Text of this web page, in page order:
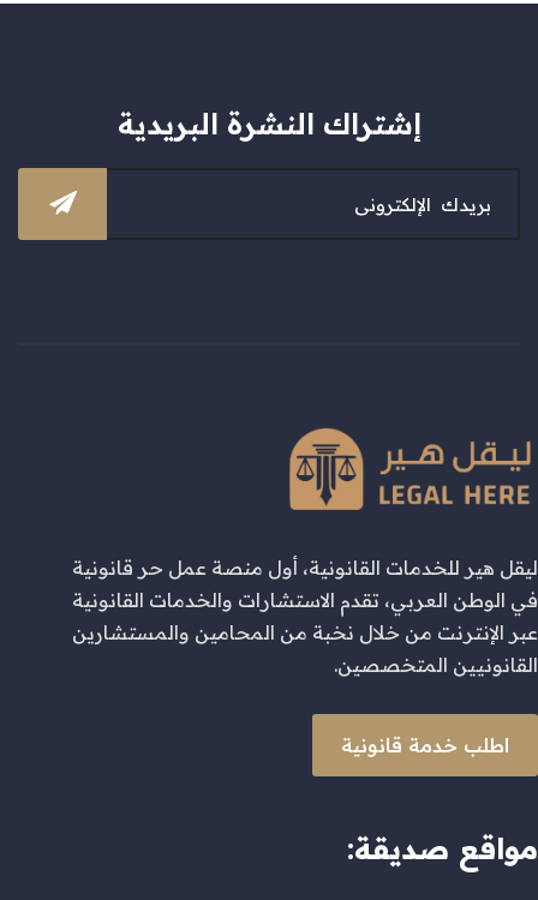
إشتراك النشرة البريدية
ليقل هير للخدمات القانونية، أول منصة عمل حر قانونية
في الوطن العربي، تقدم الاستشارات والخدمات القانونية
عبر الإنترنت من خلال نخبة من المحامين والمستشارين
القانونيين المتخصصين.
اطلب خدمة قانونية
مواقع صديقة: